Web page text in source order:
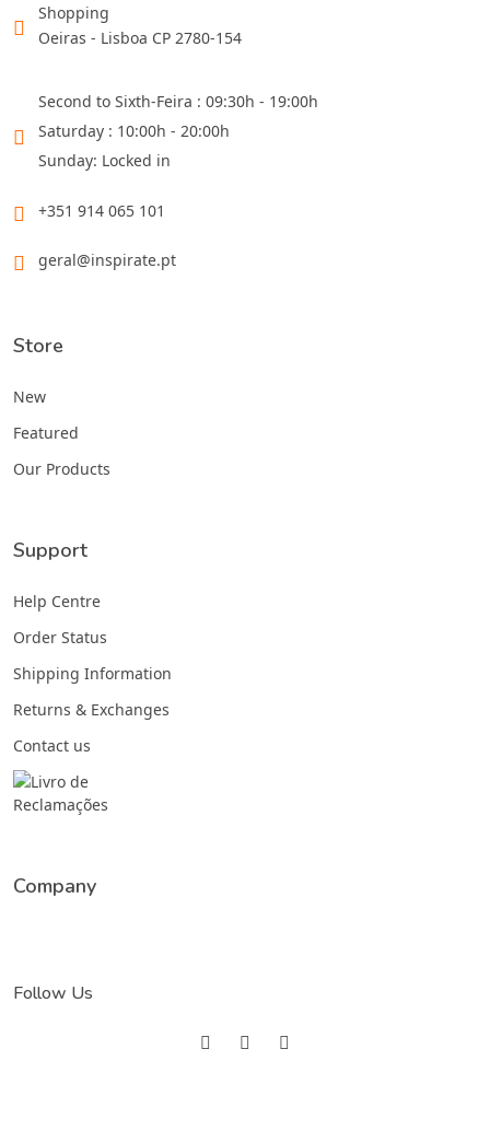
Shopping
Oeiras - Lisboa CP 2780-154
Second to Sixth-Feira : 09:30h - 19:00h
Saturday : 10:00h - 20:00h
Sunday: Locked in
+351 914 065 101
geral@inspirate.pt
Store
New
Featured
Our Products
Support
Help Centre
Order Status
Shipping Information
Returns & Exchanges
Contact us
Company
Follow Us